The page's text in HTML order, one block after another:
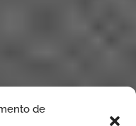
de